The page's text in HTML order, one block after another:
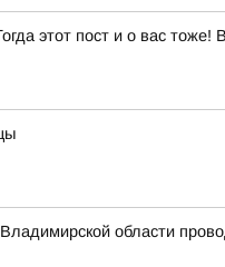
этот пост и о вас
области